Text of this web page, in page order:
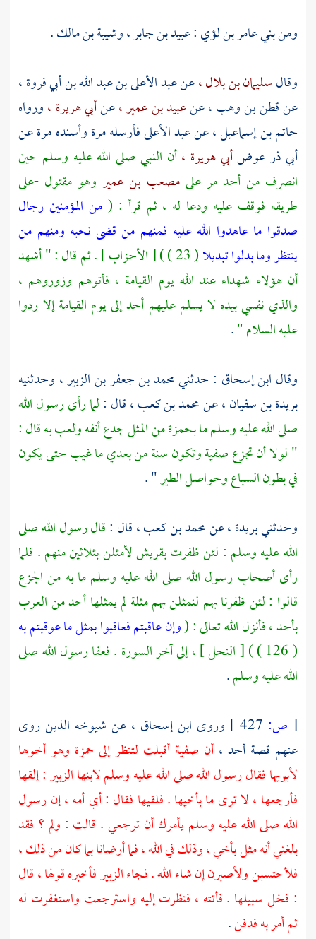
ومنبني عامر بن لؤي:عبيد بن جابر ،وشيبة بن مالك.
وقالسليمان بن بلال ،عنعبد الأعلى بن عبد الله بن أبي فروة ،
عنقطن بن وهب ،عنعبيد بن عمير ،عنأبي هريرة ،ورواه
حاتم بن إسماعيل ،عنعبد الأعلىفأرسله مرة وأسنده مرة عن
أبي ذرعوضأبي هريرة ،أن النبي صلى الله عليه وسلم حين
انصرف منأحدمر علىمصعب بن عمير وهو مقتول -على
طريقه فوقف عليه ودعا له ، ثم قرأ : ( من المؤمنين رجال
صدقوا ما عاهدوا الله عليه فمنهم من قضى نحبه ومنهم من
ينتظر وما بدلوا تبديلا
( 23 ) ) [ الأحزاب ] . ثم قال : " أشهد
أن هؤلاء شهداء عند الله يوم القيامة ، فأتوهم وزوروهم ،
والذي نفسي بيده لا يسلم عليهم أحد إلى يوم القيامة إلا ردوا
عليه السلام ".
وقال ابن إسحاق : حدثنيمحمد بن جعفر بن الزبير ، وحدثنيه
بريدة بن سفيان ،عنمحمد بن كعب ،قال :لما رأى رسول الله
صلى الله عليه وسلم مابحمزةمن المثل جدع أنفه ولعب به قال :
" لولا أن تجزعصفيةوتكون سنة من بعدي ما غيب حتى يكون
في بطون السباع وحواصل الطير" .
وحدثنيبريدة ،عنمحمد بن كعب ،قال :قال رسول الله صلى
الله عليه وسلم : لئن ظفرتبقريشلأمثلن بثلاثين منهم . فلما
رأى أصحاب رسول الله صلى الله عليه وسلم ما به من الجزع
قالوا : لئن ظفرنا بهم لنمثلن بهم مثلة لم يمثلها أحد من العرب
بأحد ، فأنزل الله تعالى : (وإن عاقبتم فعاقبوا بمثل ما عوقبتم به
( 126 ) ) [ النحل ] ، إلى آخر السورة . فعفا رسول الله صلى
الله عليه وسلم.
[ ص: وروى ابن إسحاق ، عن شيوخه الذين روى
عنهم قصةأحد ،أن صفية أقبلت لتنظر إلى حمزة وهو أخوها
لأبويها فقال رسول الله صلى الله عليه وسلم لابنهاالزبير: إلقها
فأرجعها ، لا ترى ما بأخيها . فلقيها فقال : أي أمه ، إن رسول
الله صلى الله عليه وسلم يأمرك أن ترجعي . قالت : ولم ؟ فقد
بلغني أنه مثل بأخي ، وذلك في الله ، فما أرضانا بما كان من ذلك ،
فلأحتسبن ولأصبرن إن شاء الله . فجاءالزبيرفأخبره قولها ، قال
: فخل سبيلها . فأتته ، فنظرت إليه واسترجعت واستغفرت له
ثم أمر به فدفن.